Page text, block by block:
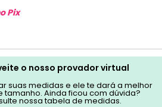
Pix
o nosso provador virtual
suas medidas e ele te dará a melhor
tamanho. Ainda ficou com dúvida?
nossa tabela de medidas.